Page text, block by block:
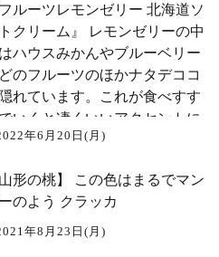
フルーツレモンゼリー 北海道ソ
クリーム』 レモンゼリーの中
ハウスみかんやブルーベリー
のフルーツのほかナタデココ
れています。これが食べすす
いくと凄くいいアクセントに
てきます。苺、ブドウ、レモ
がかけられています。このレモ
リーに北海道ソフトクリーム
れば完成です。
年6月20日(月)
山形の桃️】 この色はまるでマン
のよう️ クラッカ
年8月23日(月)